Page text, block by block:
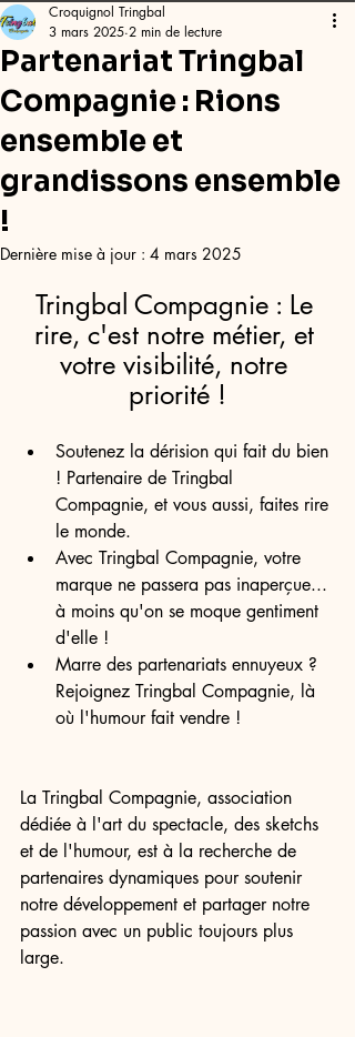
Partenariat Tringbal
Compagnie : Rions
ensemble et
grandissons ensemble
!
Croquignol Tringbal
3 mars 2025 2 min de lecture
Dernière mise à jour : 4 mars 2025
Tringbal Compagnie : Le
rire, c'est notre métier, et
votre visibilité, notre
priorité !
Soutenez la dérision qui fait du bien
! Partenaire de Tringbal
Compagnie, et vous aussi, faites rire
le monde.
Avec Tringbal Compagnie, votre
marque ne passera pas inaperçue...
à moins qu'on se moque gentiment
d'elle !
Marre des partenariats ennuyeux ?
Rejoignez Tringbal Compagnie, là
où l'humour fait vendre !
La Tringbal Compagnie, association
dédiée à l'art du spectacle, des sketchs
et de l'humour, est à la recherche de
partenaires dynamiques pour soutenir
notre développement et partager notre
passion avec un public toujours plus
large.